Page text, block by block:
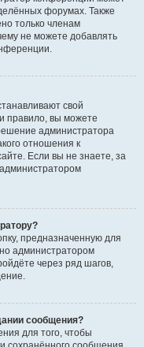
форумах. Также
только членам
не можете добавлять
свой
правило, вы можете
администратора
отношения к
Если вы не знаете, за
предназначенную для
администратором
через ряд шагов,
сообщения?
для того, чтобы